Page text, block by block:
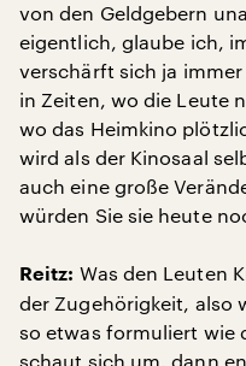
von den Geldgebern
eigentlich, glaube ich,
verschärft sich ja
in Zeiten, wo die Leute
wo das Heimkino
wird als der Kinosaal
auch eine große
würden Sie sie heute
Reitz: Was den Leuten
der Zugehörigkeit, also
so etwas formuliert wie
schaut sich um, dann